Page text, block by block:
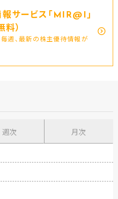
サービス｢MIR@I｣
料）
週、最新の株主優待情報が
週次 月次